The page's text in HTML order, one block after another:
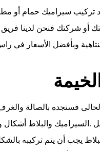
تركيب سيراميك حمام أو
شركتك فنحن لدينا فريق
وبأفضل الأسعار في
فستجده بالصالة
.السيراميك والبلاط
يجب أن يتم تركيبه